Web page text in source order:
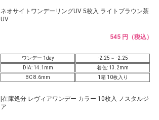
ネオサイトワンデーリングUV 5枚入 ライトブラウン茶
UV
545 円（税込）
ワンデー 1day
-2.25～ -2.25
DIA: 14.1mm
着色: 13.2mm
BC 8.6mm
1箱 10枚入り
|在庫処分 レヴィアワンデー カラー 10枚入 ノスタルジ
ア